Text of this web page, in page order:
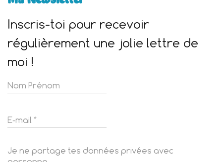
Inscris-toi pour recevoir
régulièrement une jolie lettre de
moi !
Je ne partage tes données privées avec